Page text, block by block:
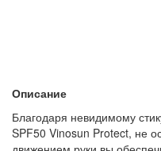
Описание
Благодаря невидимому
SPF50 Vinosun Protect, не